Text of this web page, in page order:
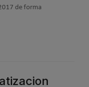
de forma